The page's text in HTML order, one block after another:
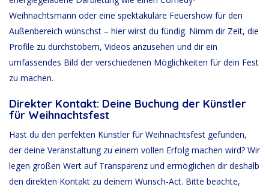
Weihnachtsmann oder eine spektakuläre Feuershow für den
Außenbereich wünschst – hier wirst du fündig. Nimm dir Zeit, die
Profile zu durchstöbern, Videos anzusehen und dir ein
umfassendes Bild der verschiedenen Möglichkeiten für dein Fest
zu machen.
Direkter Kontakt: Deine Buchung der Künstler
für Weihnachtsfest
Hast du den perfekten Künstler für Weihnachtsfest gefunden,
der deine Veranstaltung zu einem vollen Erfolg machen wird? Wir
legen großen Wert auf Transparenz und ermöglichen dir deshalb
den direkten Kontakt zu deinem Wunsch-Act. Bitte beachte,